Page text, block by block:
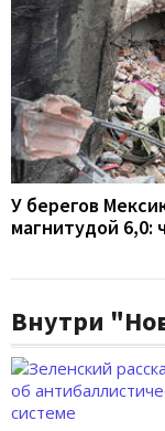
У берегов
магнитудой 6,0:
Внутри